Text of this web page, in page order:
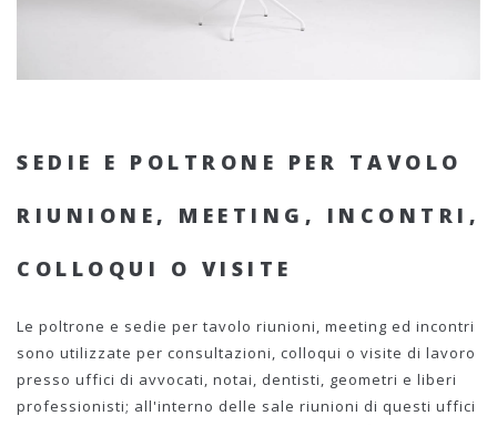
SEDIE E POLTRONE PER TAVOLO
RIUNIONE, MEETING, INCONTRI,
COLLOQUI O VISITE
Le poltrone e sedie per tavolo riunioni, meeting ed incontri
sono utilizzate per consultazioni, colloqui o visite di lavoro
presso uffici di avvocati, notai, dentisti, geometri e liberi
professionisti; all'interno delle sale riunioni di questi uffici